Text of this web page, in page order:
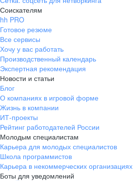
Соискателям
hh PRO
Готовое резюме
Все сервисы
Хочу у вас работать
Производственный календарь
Экспертная рекомендация
Новости и статьи
Блог
О компаниях в игровой форме
Жизнь в компании
ИТ-проекты
Рейтинг работодателей России
Молодым специалистам
Карьера для молодых специалистов
Школа программистов
Карьера в некоммерческих организациях
Боты для уведомлений